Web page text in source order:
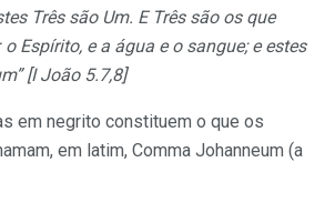
Três são Um. E Três são os que
Espírito, e a água e o sangue; e estes
[I João 5.7,8]
em negrito constituem o que os
em latim, Comma Johanneum (a